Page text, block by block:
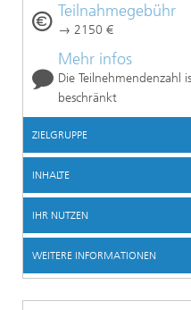
Teilnahmegebühr
→ 2150 €
Mehr infos
Die Teilnehmendenzahl
beschränkt
ZIELGRUPPE
INHALTE
IHR NUTZEN
WEITERE INFORMATIONEN